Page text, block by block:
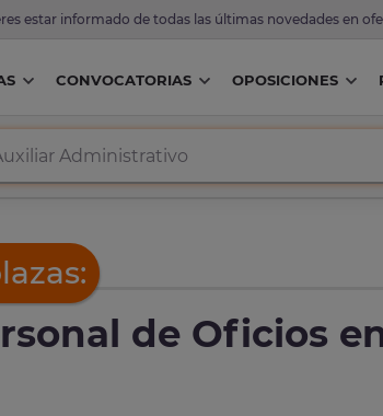
estar informado de todas las últimas novedades en
CONVOCATORIAS OPOSICIONES
de Oficios